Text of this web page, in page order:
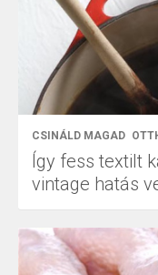
CSINÁLD MAGAD
Így fess textilt
vintage hatás